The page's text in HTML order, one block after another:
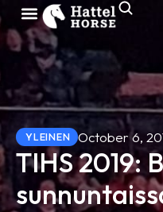
YLEINEN October 6,
TIHS 2019: